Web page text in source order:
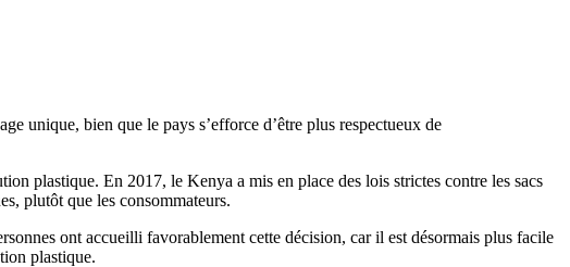
unique, bien que le pays s’efforce d’être plus respectueux de
plastique. En 2017, le Kenya a mis en place des lois strictes contre les sacs
plutôt que les consommateurs.
ont accueilli favorablement cette décision, car il est désormais plus facile
plastique.